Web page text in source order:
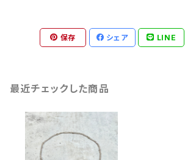
保存 シェア LINE
最近チェックした商品